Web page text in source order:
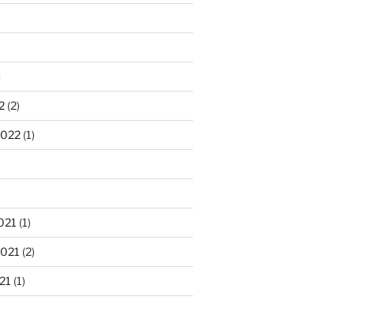
(2)
(1)
(1)
(2)
(1)